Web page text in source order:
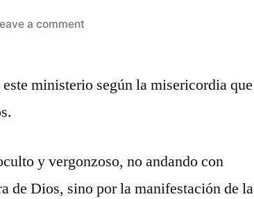
a commenton
4
ministerio según la misericordia que
y vergonzoso, no andando con
de Dios, sino por la manifestación de la